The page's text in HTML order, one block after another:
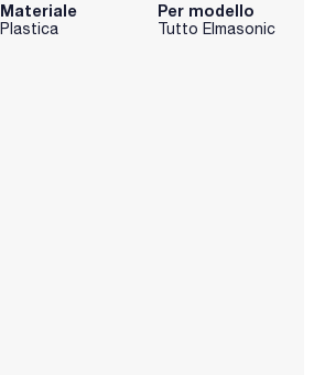
Materiale
Plastica
Per modello
Tutto Elmasonic